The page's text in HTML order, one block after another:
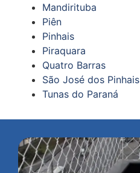
Mandirituba
Piên
Pinhais
Piraquara
Quatro Barras
São José dos Pinhais
Tunas do Paraná